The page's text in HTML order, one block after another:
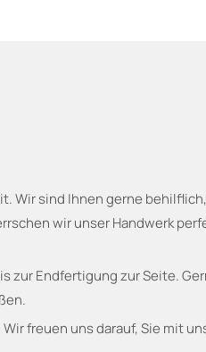
Wir sind Ihnen gerne
wir unser Handwerk
zur Endfertigung zur Seite.
freuen uns darauf, Sie mit